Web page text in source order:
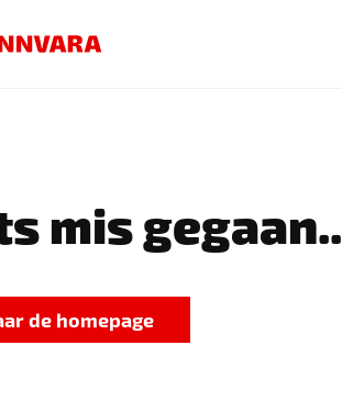
mis gegaan..
de homepage